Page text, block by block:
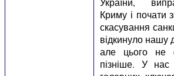
Криму і почати
скасування
відкинуло нашу
але цього не
пізніше. У